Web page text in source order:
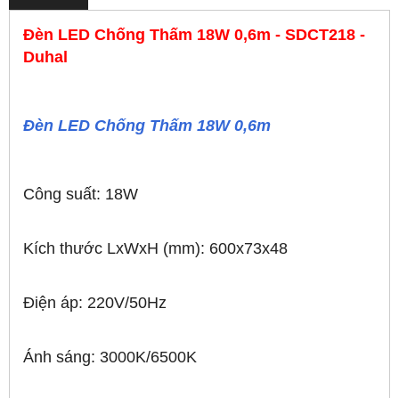
Đèn LED Chống Thấm 18W 0,6m - SDCT218 -
Duhal
Đèn LED Chống Thấm 18W 0,6m
Công suất: 18W
Kích thước LxWxH (mm): 600x73x48
Điện áp: 220V/50Hz
Ánh sáng: 3000K/6500K